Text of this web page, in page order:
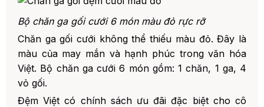
Bộ chăn ga gối cưới 6 món màu đỏ rực rỡ
Chăn ga gối cưới không thể thiếu màu đỏ. Đây là
màu của may mắn và hạnh phúc trong văn hóa
Việt. Bộ chăn ga cưới 6 món gồm: 1 chăn, 1 ga, 4
vỏ gối.
Đệm Việt có chính sách ưu đãi đặc biệt cho cô